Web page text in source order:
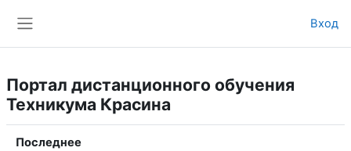
Вход
Портал дистанционного обучения
Техникума Красина
Последнее